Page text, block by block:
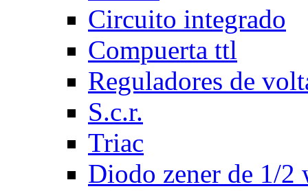
Circuito integrado
Compuerta ttl
Reguladores de
S.c.r.
Triac
Diodo zener de 1/2